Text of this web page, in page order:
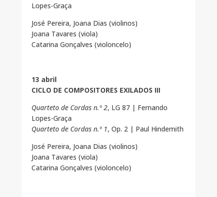
Lopes-Graça
José Pereira, Joana Dias (violinos)
Joana Tavares (viola)
Catarina Gonçalves (violoncelo)
13 abril
CICLO DE COMPOSITORES EXILADOS III
Quarteto de Cordas n.º 2, LG 87 | Fernando
Lopes-Graça
Quarteto de Cordas n.º 1, Op. 2 | Paul Hindemith
José Pereira, Joana Dias (violinos)
Joana Tavares (viola)
Catarina Gonçalves (violoncelo)